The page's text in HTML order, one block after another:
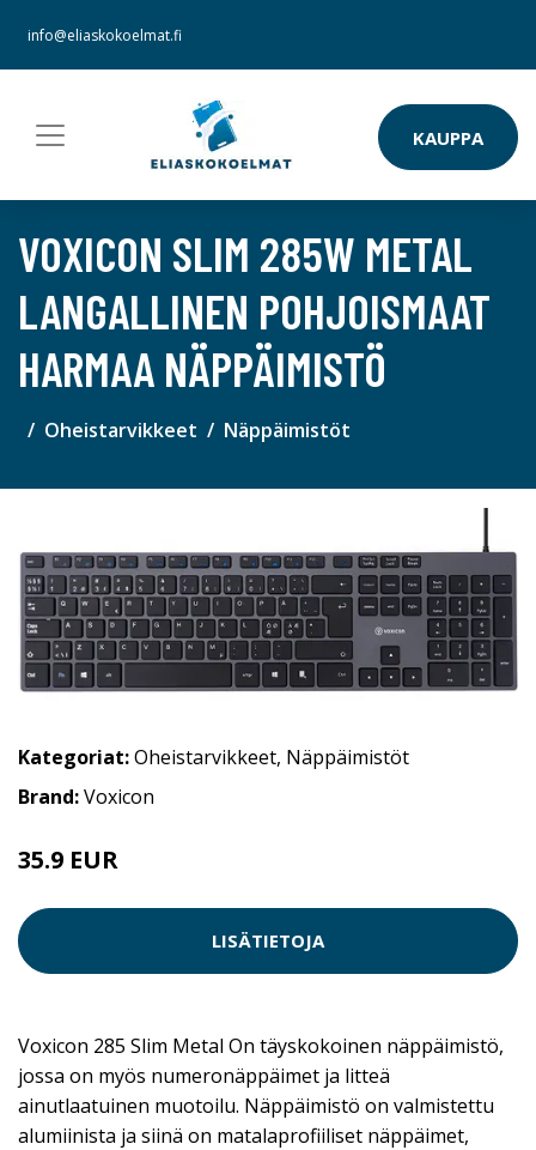
info@eliaskokoelmat.fi
KAUPPA
VOXICON SLIM 285W METAL
LANGALLINEN POHJOISMAAT
HARMAA NÄPPÄIMISTÖ
Oheistarvikkeet Näppäimistöt
Kategoriat:Oheistarvikkeet, Näppäimistöt
Brand:Voxicon
35.9 EUR
LISÄTIETOJA
Voxicon 285 Slim Metal On täyskokoinen näppäimistö,
jossa on myös numeronäppäimet ja litteä
ainutlaatuinen muotoilu. Näppäimistö on valmistettu
alumiinista ja siinä on matalaprofiiliset näppäimet,